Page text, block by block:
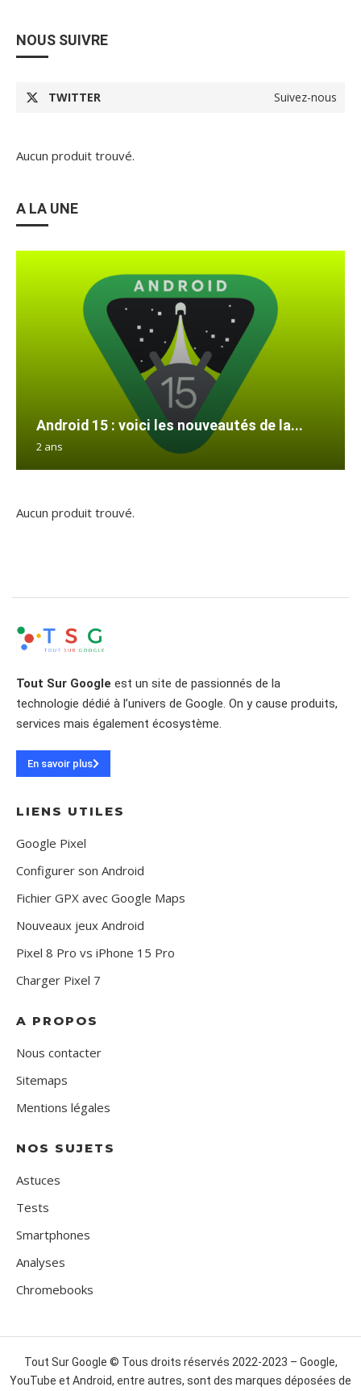
NOUS SUIVRE
TWITTER Suivez-nous
Aucun produit trouvé.
A LA UNE
Android 15 : voici les nouveautés de la...
2 ans
Aucun produit trouvé.
Tout Sur Google est un site de passionnés de la
technologie dédié à l’univers de Google. On y cause produits,
services mais également écosystème.
En savoir plus
LIENS UTILES
Google Pixel
Configurer son Android
Fichier GPX avec Google Maps
Nouveaux jeux Android
Pixel 8 Pro vs iPhone 15 Pro
Charger Pixel 7
A PROPOS
Nous contacter
Sitemaps
Mentions légales
NOS SUJETS
Astuces
Tests
Smartphones
Analyses
Chromebooks
Tout Sur Google © Tous droits réservés 2022-2023 – Google,
YouTube et Android, entre autres, sont des marques déposées de